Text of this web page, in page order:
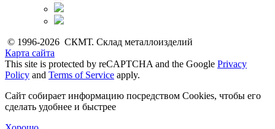
© 1996-2026 СКМТ. Склад металлоизделий
Карта сайта
This site is protected by reCAPTCHA and the Google Privacy
Policy and Terms of Service apply.
Сайт собирает информацию посредством Cookies, чтобы его
сделать удобнее и быстрее